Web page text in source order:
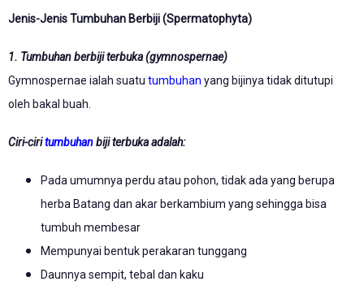
Jenis-Jenis Tumbuhan Berbiji (Spermatophyta)
1. Tumbuhan berbiji terbuka (gymnospernae)
Gymnospernae ialah suatu tumbuhan yang bijinya tidak ditutupi
oleh bakal buah.
Ciri-ciritumbuhanbiji terbuka adalah:
Pada umumnya perdu atau pohon, tidak ada yang berupa
herba Batang dan akar berkambium yang sehingga bisa
tumbuh membesar
Mempunyai bentuk perakaran tunggang
Daunnya sempit, tebal dan kaku